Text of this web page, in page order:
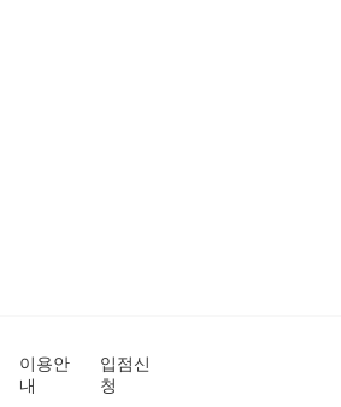
이용안
내
입점신
청